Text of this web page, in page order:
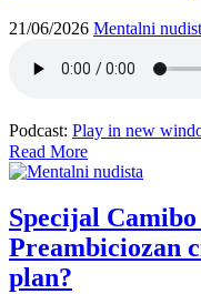
21/06/2026 Mentalni
Podcast: Play in new
Read More
Specijal
Preambiciozan
plan?